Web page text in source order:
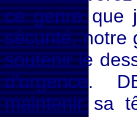
ce genre que
sécurité, notre
soutenir le
d'urgence.
maintenir sa